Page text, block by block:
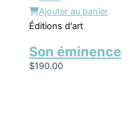
Ajouter au panier
Éditions d'art
Son éminence
$190.00